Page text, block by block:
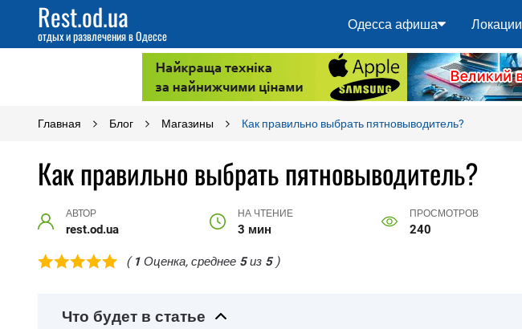
Rest.od.ua
отдых и развлечения в Одессе
Одесса афиша Локации
Главная Блог Магазины Как правильно выбрать пятновыводитель?
Как правильно выбрать пятновыводитель?
АВТОР
rest.od.ua
НА ЧТЕНИЕ
3 мин
ПРОСМОТРОВ
240
( 1 Оценка, среднее 5из 5)
Что будет в статье